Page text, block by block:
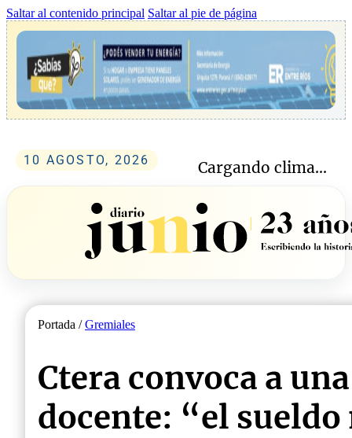
Saltar al contenido principal Saltar al pie de página
10 AGOSTO, 2026 Cargando clima...
Portada /Gremiales
Ctera convoca a
docente: “el